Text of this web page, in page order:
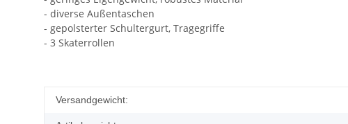
- diverse Außentaschen
- gepolsterter Schultergurt, Tragegriffe
- 3 Skaterrollen
Versandgewicht: